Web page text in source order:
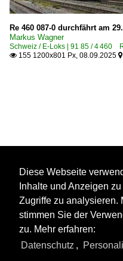
Re 460 087-0 durchfährt am
Markus Wagner
Schweiz / E-Loks | 91 85 / 4
 155 1200x801 Px, 08.09.2025 
Diese Webseite
Inhalte und Anzeigen
Zugriffe zu analysieren.
stimmen Sie der
zu. Mehr erfahren:
Datenschutz ,